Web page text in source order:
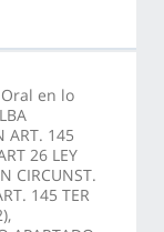
en lo
ART. 145
26 LEY
CIRCUNST.
145 TER